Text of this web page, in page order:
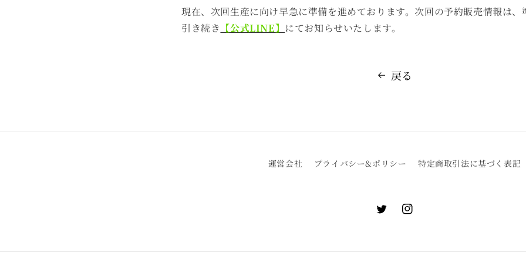
現在、次回生産に向け早急に準備を進めております。次回の予約販売情報は、
引き続き 【公式LINE】 にてお知らせいたします。
戻る
運営会社 プライバシー&ポリシー 特定商取引法に基づく表記
TwitterInstagram